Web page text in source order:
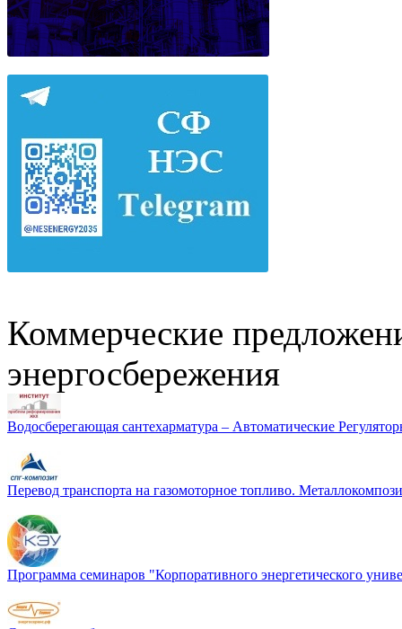
Коммерческие
энергосбережения
Водосберегающая сантехарматура – Автоматические
Перевод транспорта на газомоторное топливо.
Программа семинаров "Корпоративного энергетического